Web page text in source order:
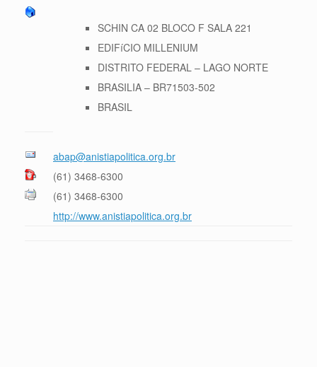
SCHIN CA 02 BLOCO F SALA 221
EDIFíCIO MILLENIUM
DISTRITO FEDERAL – LAGO NORTE
BRASILIA – BR71503-502
BRASIL
abap@anistiapolitica.org.br
(61) 3468-6300
(61) 3468-6300
http://www.anistiapolitica.org.br